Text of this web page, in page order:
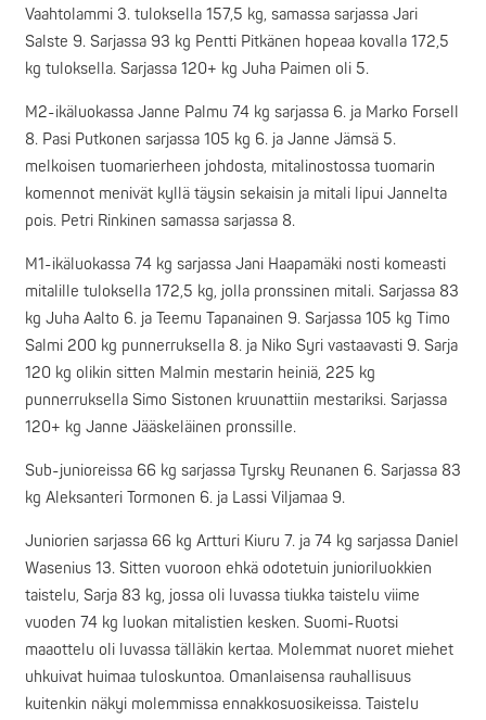
Vaahtolammi 3. tuloksella 157,5 kg, samassa sarjassa Jari
Salste 9. Sarjassa 93 kg Pentti Pitkänen hopeaa kovalla 172,5
kg tuloksella. Sarjassa 120+ kg Juha Paimen oli 5.
M2-ikäluokassa Janne Palmu 74 kg sarjassa 6. ja Marko Forsell
8. Pasi Putkonen sarjassa 105 kg 6. ja Janne Jämsä 5.
melkoisen tuomarierheen johdosta, mitalinostossa tuomarin
komennot menivät kyllä täysin sekaisin ja mitali lipui Jannelta
pois. Petri Rinkinen samassa sarjassa 8.
M1-ikäluokassa 74 kg sarjassa Jani Haapamäki nosti komeasti
mitalille tuloksella 172,5 kg, jolla pronssinen mitali. Sarjassa 83
kg Juha Aalto 6. ja Teemu Tapanainen 9. Sarjassa 105 kg Timo
Salmi 200 kg punnerruksella 8. ja Niko Syri vastaavasti 9. Sarja
120 kg olikin sitten Malmin mestarin heiniä, 225 kg
punnerruksella Simo Sistonen kruunattiin mestariksi. Sarjassa
120+ kg Janne Jääskeläinen pronssille.
Sub-junioreissa 66 kg sarjassa Tyrsky Reunanen 6. Sarjassa 83
kg Aleksanteri Tormonen 6. ja Lassi Viljamaa 9.
Juniorien sarjassa 66 kg Artturi Kiuru 7. ja 74 kg sarjassa Daniel
Wasenius 13. Sitten vuoroon ehkä odotetuin junioriluokkien
taistelu, Sarja 83 kg, jossa oli luvassa tiukka taistelu viime
vuoden 74 kg luokan mitalistien kesken. Suomi-Ruotsi
maaottelu oli luvassa tälläkin kertaa. Molemmat nuoret miehet
uhkuivat huimaa tuloskuntoa. Omanlaisensa rauhallisuus
kuitenkin näkyi molemmissa ennakkosuosikeissa. Taistelu